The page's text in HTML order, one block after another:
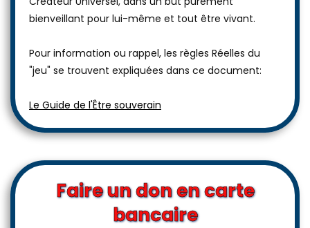
bienveillant pour lui-même et tout être vivant.
Pour information ou rappel, les règles Réelles du
"jeu" se trouvent expliquées dans ce document:
Le Guide de l'Être souverain
Faire un don en carte
bancaire